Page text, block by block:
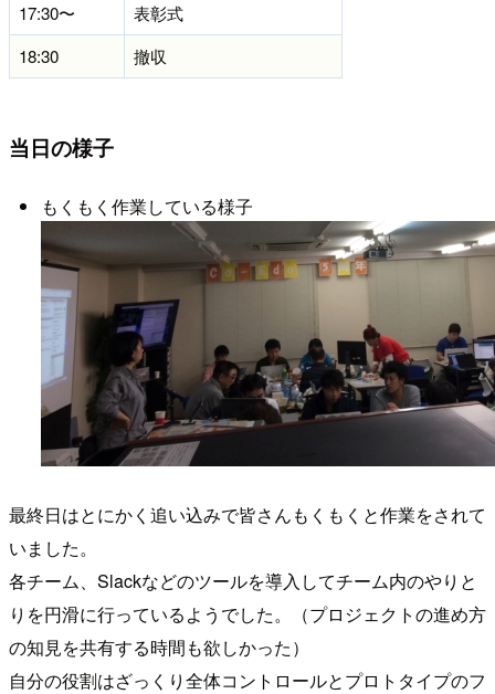
17:30〜
表彰式
18:30
撤収
当日の様子
もくもく作業している様子
最終日はとにかく追い込みで皆さんもくもくと作業をされて
いました。
各チーム、Slackなどのツールを導入してチーム内のやりと
りを円滑に行っているようでした。（プロジェクトの進め方
の知見を共有する時間も欲しかった）
自分の役割はざっくり全体コントロールとプロトタイプのフ